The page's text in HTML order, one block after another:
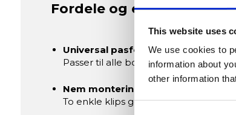
This website uses
We use cookies to
information about
other information
Fordele og egenskaber
Universal pasform
Passer til alle bordtennisborde med
Nem montering
To enkle klips gør det hurtigt at